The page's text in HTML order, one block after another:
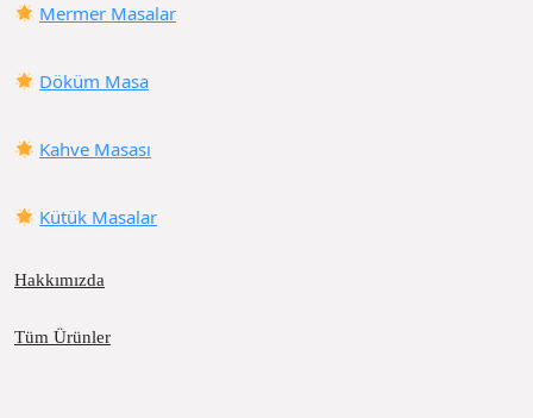
Mermer Masalar
Döküm Masa
Kahve Masası
Kütük Masalar
Hakkımızda
Tüm Ürünler